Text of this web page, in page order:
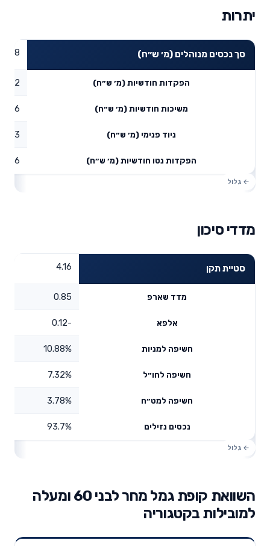
יתרות
סך נכסים מנוהלים (מ׳ ש״ח)
הפקדות חודשיות (מ׳ ש״ח) 0.02
משיכות חודשיות (מ׳ ש״ח) 0.26
ניוד פנימי (מ׳ ש״ח) 0.3
הפקדות נטו חודשיות (מ׳ ש״ח) 0.06
מדדי סיכון
סטיית תקן 4.16
מדד שארפ 0.85
אלפא -0.12
חשיפה למניות 10.88%
חשיפה לחו״ל 7.32%
חשיפה למט״ח 3.78%
נכסים נזילים 93.7%
השוואת קופת גמל מחר לבני 60 ומעלה
למובילות בקטגוריה